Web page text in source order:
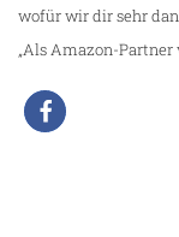
wofür wir dir sehr
„Als Amazon-